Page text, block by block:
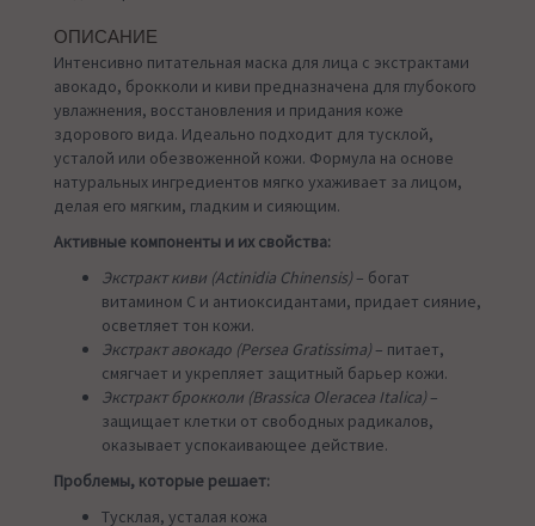
ОПИСАНИЕ
Интенсивно питательная маска для лица с экстрактами
авокадо, брокколи и киви предназначена для глубокого
увлажнения, восстановления и придания коже
здорового вида. Идеально подходит для тусклой,
усталой или обезвоженной кожи. Формула на основе
натуральных ингредиентов мягко ухаживает за лицом,
делая его мягким, гладким и сияющим.
Активные компоненты и их свойства:
Экстракт киви (Actinidia Chinensis) – богат
витамином С и антиоксидантами, придает сияние,
осветляет тон кожи.
Экстракт авокадо (Persea Gratissima) – питает,
смягчает и укрепляет защитный барьер кожи.
Экстракт брокколи (Brassica Oleracea Italica) –
защищает клетки от свободных радикалов,
оказывает успокаивающее действие.
Проблемы, которые решает:
Тусклая, усталая кожа